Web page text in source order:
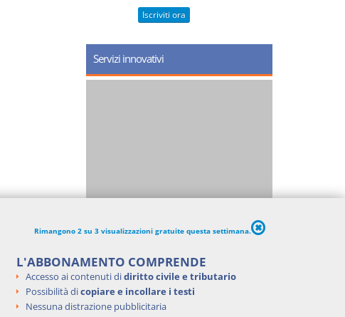
Iscriviti ora
Servizi innovativi
Rimangono 2 su 3 visualizzazioni gratuite questa settimana.
L'ABBONAMENTO COMPRENDE
Accesso ai contenuti didiritto civile e tributario
Possibilità dicopiare e incollare i testi
Nessuna distrazione pubblicitaria